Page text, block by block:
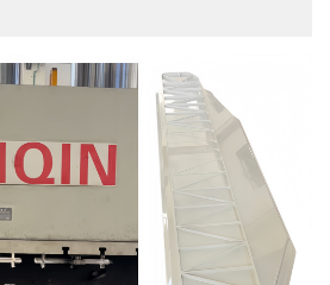
çözümlerine olan talep tüm